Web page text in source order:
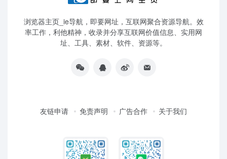
浏览器主页_ie导航，即要网址，互联网聚合资源导航。效
率工作，利他精神，收录并分享互联网价值信息、实用网
址、工具、素材、软件、资源等。
友链申请 免责声明 广告合作 关于我们